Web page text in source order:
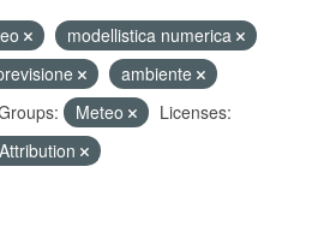
modellistica numerica
ambiente
Meteo
Licenses: